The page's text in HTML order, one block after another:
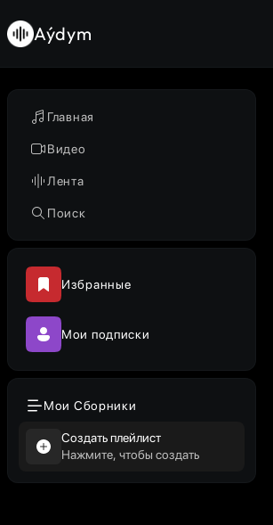
Главная
Видео
Лента
Поиск
Избранные
Мои подписки
Мои Сборники
Создать плейлист
Нажмите, чтобы создать
Aýdym